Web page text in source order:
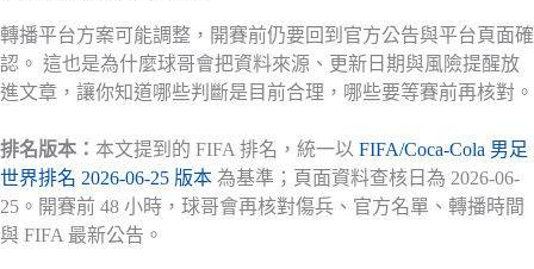
轉播平台方案可能調整，開賽前仍要回到官方公告與平台頁面確
認。 這也是為什麼球哥會把資料來源、更新日期與風險提醒放
進文章，讓你知道哪些判斷是目前合理，哪些要等賽前再核對。
排名版本： 本文提到的 FIFA 排名，統一以 FIFA/Coca-Cola 男足
世界排名 2026-06-25 版本 為基準；頁面資料查核日為 2026-06-
25。開賽前 48 小時，球哥會再核對傷兵、官方名單、轉播時間
與 FIFA 最新公告。